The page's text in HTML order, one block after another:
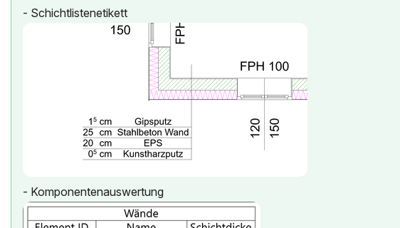
- Schichtlistenetikett
- Komponentenauswertung